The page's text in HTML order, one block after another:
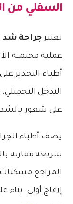
السفلي من
تعتبرجراحة شد
عملية محتملة
أطباء التخدير
التدخل التجميلي.
على شعور بالشد
يصف أطباء
سريعة مقارنة
المراجع
إزعاج أولي.